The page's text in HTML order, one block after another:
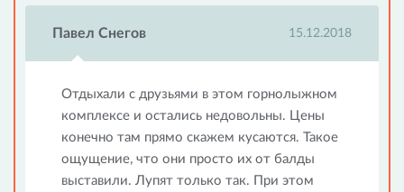
Павел Снегов 15.12.2018
Отдыхали с друзьями в этом горнолыжном
комплексе и остались недовольны. Цены
конечно там прямо скажем кусаются. Такое
ощущение, что они просто их от балды
выставили. Лупят только так. При этом